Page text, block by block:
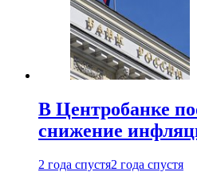
В Центробанке
снижение
2 года спустя2 года спустя